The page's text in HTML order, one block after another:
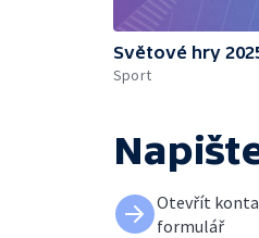
Světové hry
Sport
Otevřít
formulář